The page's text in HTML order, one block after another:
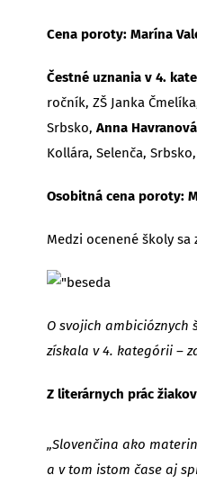
Cena poroty: Marína
Čestné uznania v 4.
ročník, ZŠ Janka
Srbsko, Anna Havranová
Kollára, Selenča, Srbsko,
Osobitná cena poroty:
Medzi ocenené školy sa
O svojich
získala v 4. kategórii –
Z literárnych prác
„Slovenčina ako
a v tom istom čase aj